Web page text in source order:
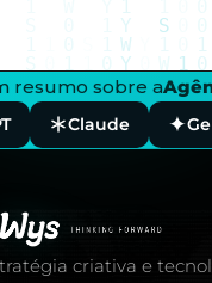
resumo sobre a
Claude
criativa e